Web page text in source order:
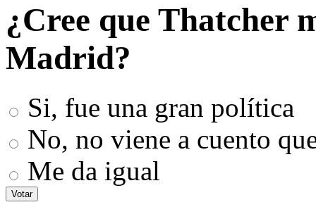
¿Cree que Thatcher
Madrid?
Si, fue una gran política
No, no viene a cuento
Me da igual